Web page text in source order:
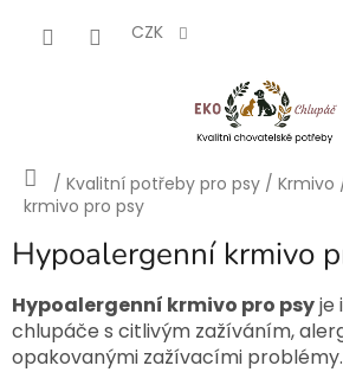
CZK
Domů
/ Kvalitní potřeby pro psy / Krmivo
krmivo pro psy
Hypoalergenní krmivo
Hypoalergenní krmivo pro psyje
chlupáče s citlivým zažíváním,
opakovanými zažívacími problémy.